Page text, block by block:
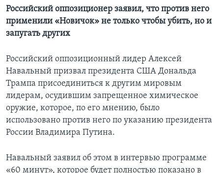
Языки
Российский оппозиционер заявил, что против него
применили «Новичок» не только чтобы убить, но и
запугать других
Российский оппозиционный лидер Алексей
Навальный призвал президента США Дональда
Трампа присоединиться к другим мировым
лидерам, осудившим запрещенное химическое
оружие, которое, по его мнению, было
использовано против него по указанию президента
России Владимира Путина.
Навальный заявил об этом в интервью программе
«60 минут», которое будет полностью показано в